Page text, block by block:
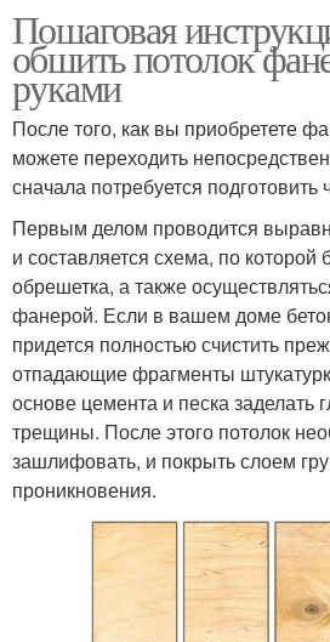
Пошаговая
обшить потолок
руками
После того, как вы приобретете
можете переходить
сначала потребуется подготовить
Первым делом проводится
и составляется схема, по которой
обрешетка, а также
фанерой. Если в вашем доме
придется полностью счистить
отпадающие фрагменты
основе цемента и песка заделать
трещины. После этого потолок
зашлифовать, и покрыть слоем
проникновения.